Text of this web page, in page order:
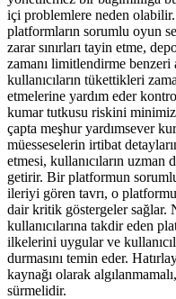
içi problemlere neden
platformların sorumlu oyun
zarar sınırları tayin etme,
zamanı limitlendirme benzeri
kullanıcıların tükettikleri
etmelerine yardım eder
kumar tutkusu riskini
çapta meşhur yardımsever
müesseselerin irtibat
etmesi, kullanıcıların uzman
getirir. Bir platformun
ileriyi gören tavrı, o
dair kritik göstergeler sağlar.
kullanıcılarına takdir eden
ilkelerini uygular ve
durmasını temin eder.
kaynağı olarak
sürmelidir.